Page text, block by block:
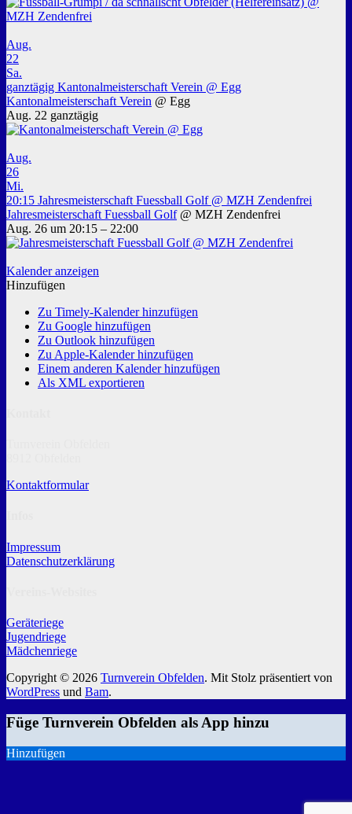
Aug.
22
Sa.
ganztägig Kantonalmeisterschaft Verein @ Egg
Kantonalmeisterschaft Verein @ Egg
Aug. 22 ganztägig
Aug.
26
Mi.
20:15 Jahresmeisterschaft Fuessball Golf @ MZH Zendenfrei
Jahresmeisterschaft Fuessball Golf @ MZH Zendenfrei
Aug. 26 um 20:15 – 22:00
Kalender anzeigen
Hinzufügen
Zu Timely-Kalender hinzufügen
Zu Google hinzufügen
Zu Outlook hinzufügen
Zu Apple-Kalender hinzufügen
Einem anderen Kalender hinzufügen
Als XML exportieren
Kontaktformular
Impressum
Datenschutzerklärung
Geräteriege
Jugendriege
Mädchenriege
Copyright © 2026 Turnverein Obfelden. Mit Stolz präsentiert von
WordPress und Bam.
Füge Turnverein Obfelden als App hinzu
Hinzufügen